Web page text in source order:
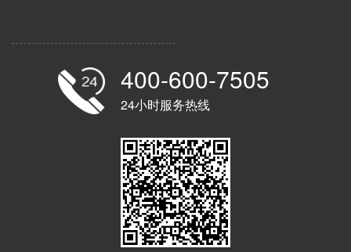
400-600-7505
24小时服务热线